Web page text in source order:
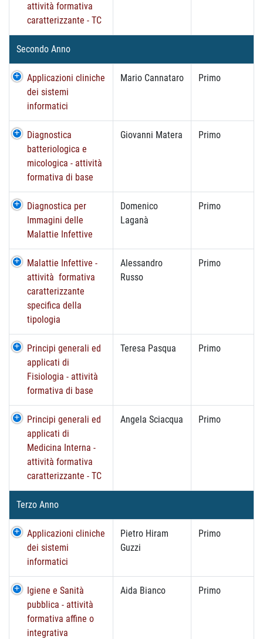
attività formativa
caratterizzante - TC
Secondo Anno
Applicazioni cliniche
dei sistemi
informatici
Mario Cannataro Primo
Diagnostica
batteriologica e
micologica - attività
formativa di base
Giovanni Matera Primo
Diagnostica per
Immagini delle
Malattie Infettive
Domenico
Laganà
Primo
Malattie Infettive -
attività formativa
caratterizzante
specifica della
tipologia
Alessandro
Russo
Primo
Principi generali ed
applicati di
Fisiologia - attività
formativa di base
Teresa Pasqua Primo
Principi generali ed
applicati di
Medicina Interna -
attività formativa
caratterizzante - TC
Angela Sciacqua Primo
Terzo Anno
Applicazioni cliniche
dei sistemi
informatici
Pietro Hiram
Guzzi
Primo
Igiene e Sanità
pubblica - attività
formativa affine o
integrativa
Aida Bianco Primo